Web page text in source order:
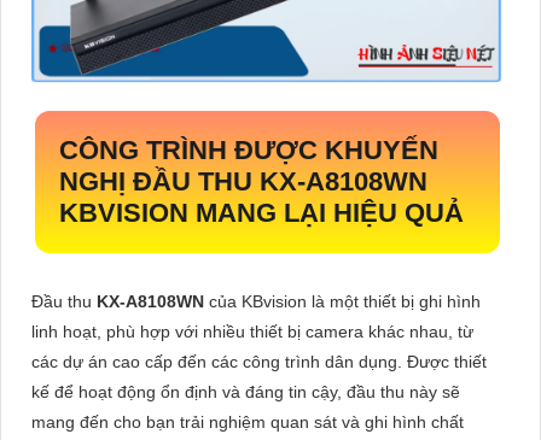
CÔNG TRÌNH ĐƯỢC KHUYẾN
NGHỊ ĐẦU THU KX-A8108WN
KBVISION MANG LẠI HIỆU QUẢ
Đầu thu KX-A8108WN của KBvision là một thiết bị ghi hình
linh hoạt, phù hợp với nhiều thiết bị camera khác nhau, từ
các dự án cao cấp đến các công trình dân dụng. Được thiết
kế để hoạt động ổn định và đáng tin cậy, đầu thu này sẽ
mang đến cho bạn trải nghiệm quan sát và ghi hình chất